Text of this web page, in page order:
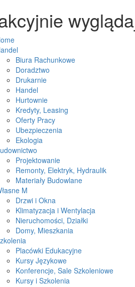
Biura Rachunkowe
Doradztwo
Drukarnie
Handel
Hurtownie
Kredyty, Leasing
Oferty Pracy
Ubezpieczenia
Ekologia
Projektowanie
Remonty, Elektryk, Hydraulik
Materiały Budowlane
M
Drzwi i Okna
Klimatyzacja i Wentylacja
Nieruchomości, Działki
Domy, Mieszkania
Placówki Edukacyjne
Kursy Językowe
Konferencje, Sale Szkoleniowe
Kursy i Szkolenia